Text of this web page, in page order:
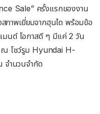
Sale” ครั้งแรกของงาน
ภาพเยี่ยมจากฮุนได พร้อมข้อ
มนต์ โอกาสดี ๆ มีแค่ 2 วัน
ณ โชว์รูม Hyundai H-
จำนวนจำกัด